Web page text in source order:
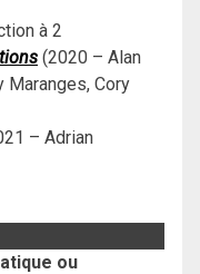
à 2
(2020 – Alan
Maranges, Cory
– Adrian
ou